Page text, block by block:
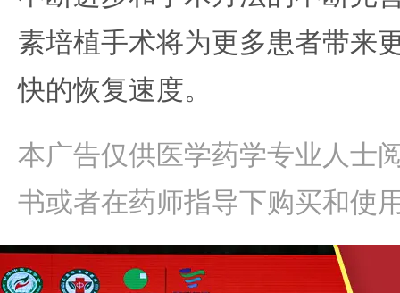
素培植手术将为更多患者带来
快的恢复速度。
本广告仅供医学药学专业人士
书或者在药师指导下购买和使